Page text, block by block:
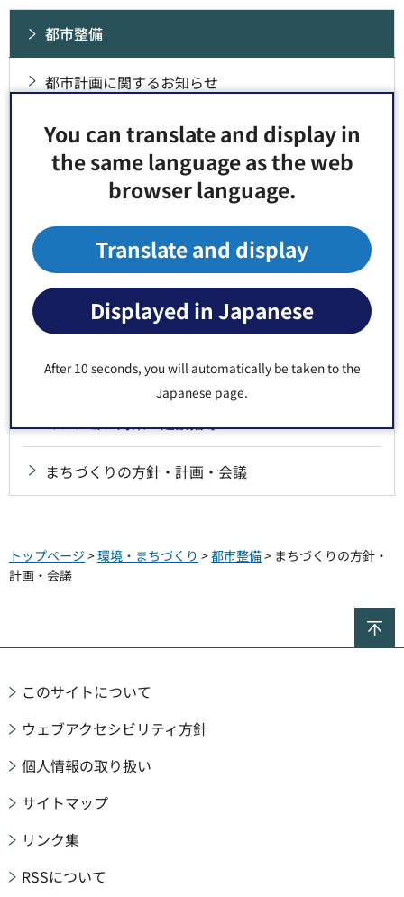
You can translate and display in
the same language as the web
browser language.
Translate and display
Displayed in Japanese
After 10 seconds, you will automatically be taken to the
Japanese page.
都市整備
都市計画に関するお知らせ
都市計画・用途地域等について
地区のまちづくり
土地の取引の際には
まちづくりの事業
都市景観
ユニバーサルデザイン
マンション対策・建設指導
まちづくりの方針・計画・会議
トップページ >環境・まちづくり >都市整備> まちづくりの方針・
計画・会議
このサイトについて
ウェブアクセシビリティ方針
個人情報の取り扱い
サイトマップ
リンク集
RSSについて